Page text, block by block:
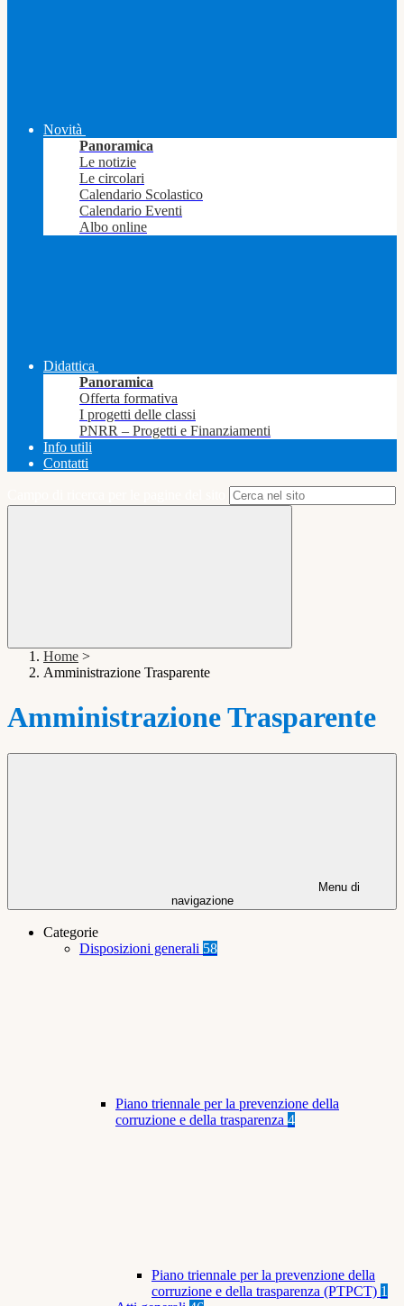
Novità
Panoramica
Le notizie
Le circolari
Calendario Scolastico
Calendario Eventi
Albo online
Didattica
Panoramica
Offerta formativa
I progetti delle classi
PNRR – Progetti e Finanziamenti
Info utili
Contatti
Home >
Amministrazione Trasparente
Amministrazione Trasparente
Menu di
navigazione
Categorie
Disposizioni generali 58
Piano triennale per la prevenzione della
corruzione e della trasparenza 4
Piano triennale per la prevenzione della
corruzione e della trasparenza (PTPCT) 1